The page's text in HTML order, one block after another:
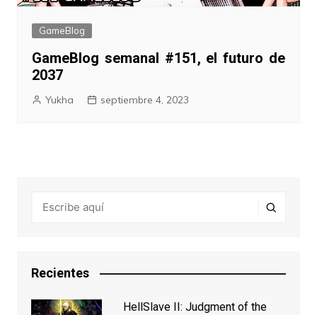
GameBlog
GameBlog semanal #151, el futuro de
2037
Yukha septiembre 4, 2023
Recientes
HellSlave II: Judgment of the